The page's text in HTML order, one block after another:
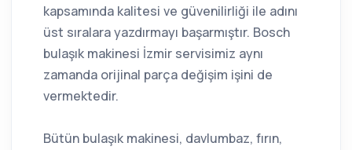
kapsamında kalitesi ve güvenilirliği ile adını
üst sıralara yazdırmayı başarmıştır. Bosch
bulaşık makinesi İzmir servisimiz aynı
zamanda orijinal parça değişim işini de
vermektedir.
Bütün bulaşık makinesi, davlumbaz, fırın,